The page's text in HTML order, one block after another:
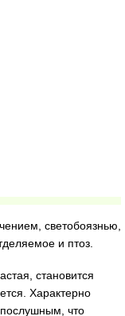
светобоязнью,
и птоз.
становится
Характерно
что